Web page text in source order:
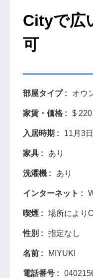
Cityで広
可
部屋タイプ オウ
家賃・価格 $
入居時期 11月3
家具 あり
洗濯機 あり
インターネット
喫煙 場所により
性別 指定なし
名前 MIYUKI
電話番号